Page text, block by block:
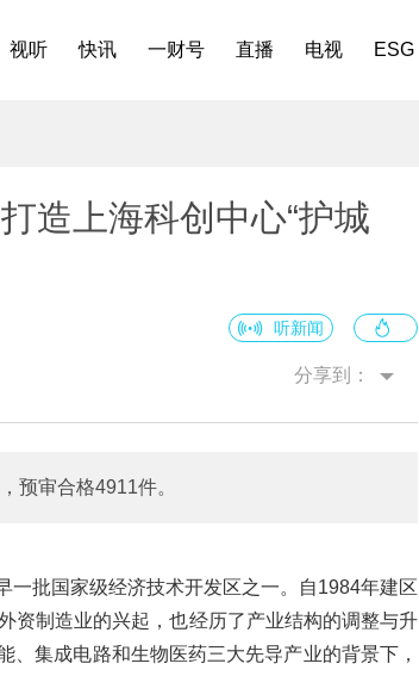
视听 快讯 一财号 直播 电视 ESG
造上海科创中心“护城
听新闻
分享到：
预审合格4911件。
批国家级经济技术开发区之一。自1984年建区
资制造业的兴起，也经历了产业结构的调整与升
集成电路和生物医药三大先导产业的背景下，